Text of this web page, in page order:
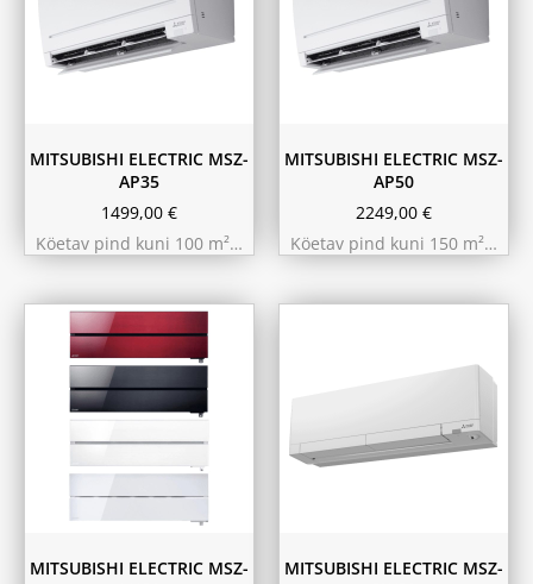
MITSUBISHI ELECTRIC MSZ-
AP35
1499,00 €
Köetav pind kuni 100 m²…
MITSUBISHI ELECTRIC MSZ-
AP50
2249,00 €
Köetav pind kuni 150 m²…
Must
Pärlvalge
MITSUBISHI ELECTRIC MSZ-
MITSUBISHI ELECTRIC MSZ-